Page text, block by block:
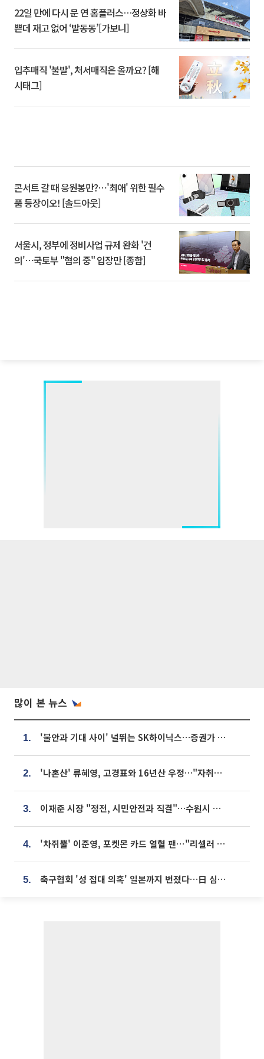
22일 만에 다시 문 연 홈플러스…정상화 바
쁜데 재고 없어 ‘발동동’[가보니]
입추매직 '불발', 처서매직은 올까요? [해
시태그]
콘서트 갈 때 응원봉만?⋯'최애' 위한 필수
품 등장이오! [솔드아웃]
서울시, 정부에 정비사업 규제 완화 '건
의'⋯국토부 "협의 중" 입장만 [종합]
많이 본 뉴스
1. '불안과 기대 사이' 널뛰는 SK하이닉스…증권가 "HBM4·LTA 기반 펀터멘털 견고"
2. '나혼산' 류혜영, 고경표와 16년산 우정…"자취방서 부모님과 마주쳐"
3. 이재준 시장 "정전, 시민안전과 직결"…수원시 비상대응체계 가동
4. '차쥐뿔' 이준영, 포켓몬 카드 열혈 팬⋯"리셀러 처단할 것"
5. 축구협회 '성 접대 의혹' 일본까지 번졌다…日 심판 실명 공개